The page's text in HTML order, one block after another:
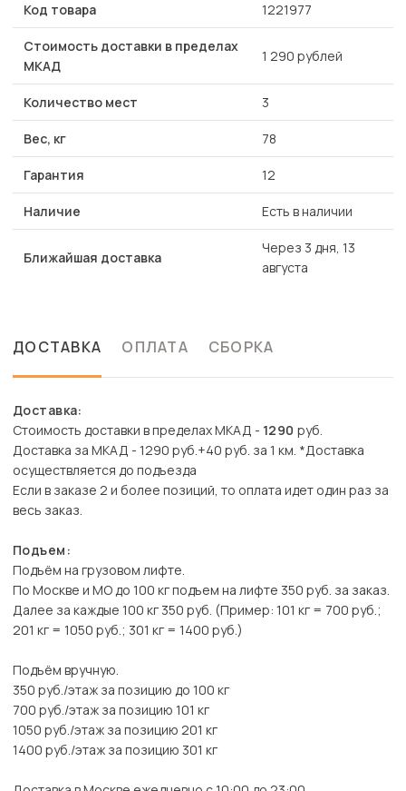
Код товара 1221977
Стоимость доставки в пределах
МКАД
1 290 рублей
Количество мест 3
Вес, кг 78
Гарантия 12
Наличие Есть в наличии
Ближайшая доставка
Через 3 дня, 13
августа
ДОСТАВКА ОПЛАТА СБОРКА
Доставка:
Стоимость доставки в пределах МКАД - 1290 руб.
Доставка за МКАД - 1290 руб.+40 руб. за 1 км. *Доставка
осуществляется до подъезда
Если в заказе 2 и более позиций, то оплата идет один раз за
весь заказ.
Подъем:
Подъём на грузовом лифте.
По Москве и МО до 100 кг подъем на лифте 350 руб. за заказ.
Далее за каждые 100 кг 350 руб. (Пример: 101 кг = 700 руб.;
201 кг = 1050 руб.; 301 кг = 1400 руб.)
Подъём вручную.
350 руб./этаж за позицию до 100 кг
700 руб./этаж за позицию 101 кг
1050 руб./этаж за позицию 201 кг
1400 руб./этаж за позицию 301 кг